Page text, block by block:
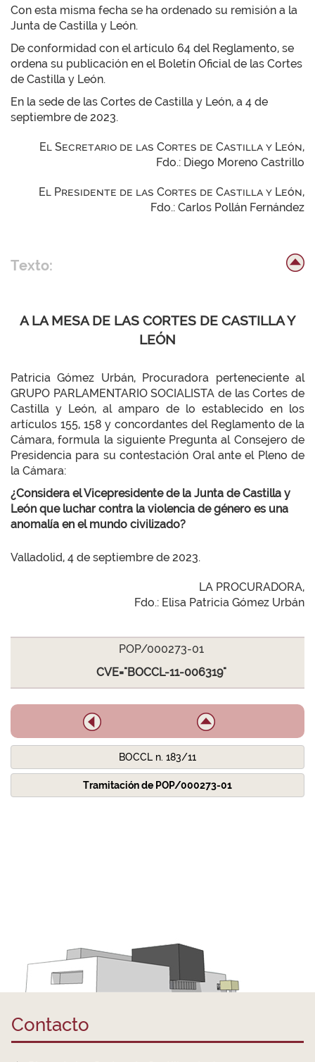
Con esta misma fecha se ha ordenado su remisión a la
Junta de Castilla y León.
De conformidad con el artículo 64 del Reglamento, se
ordena su publicación en el Boletín Oficial de las Cortes
de Castilla y León.
En la sede de las Cortes de Castilla y León, a 4 de
septiembre de 2023.
El Secretario de las Cortes de Castilla y León,
Fdo.: Diego Moreno Castrillo
El Presidente de las Cortes de Castilla y León,
Fdo.: Carlos Pollán Fernández
Texto:
A LA MESA DE LAS CORTES DE CASTILLA Y
LEÓN
Patricia Gómez Urbán, Procuradora perteneciente al
GRUPO PARLAMENTARIO SOCIALISTA de las Cortes de
Castilla y León, al amparo de lo establecido en los
artículos 155, 158 y concordantes del Reglamento de la
Cámara, formula la siguiente Pregunta al Consejero de
Presidencia para su contestación Oral ante el Pleno de
la Cámara:
¿Considera el Vicepresidente de la Junta de Castilla y
León que luchar contra la violencia de género es una
anomalía en el mundo civilizado?
Valladolid, 4 de septiembre de 2023.
LA PROCURADORA,
Fdo.: Elisa Patricia Gómez Urbán
POP/000273-01
CVE="BOCCL-11-006319"
BOCCL n. 183/11
Tramitación de POP/000273-01
Contacto